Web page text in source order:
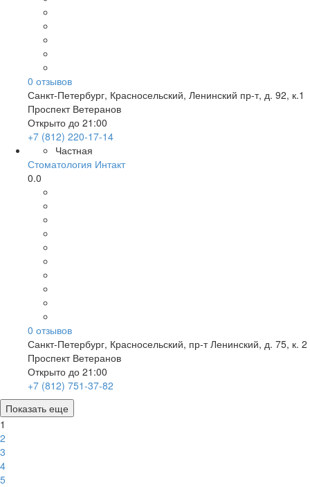
0 отзывов
Санкт-Петербург, Красносельский, Ленинский пр-т, д. 92, к.1
Проспект Ветеранов
Открыто до 21:00
+7 (812) 220-17-14
Частная
Стоматология Интакт
0.0
0 отзывов
Санкт-Петербург, Красносельский, пр-т Ленинский, д. 75, к. 2
Проспект Ветеранов
Открыто до 21:00
+7 (812) 751-37-82
Показать еще
1
2
3
4
5